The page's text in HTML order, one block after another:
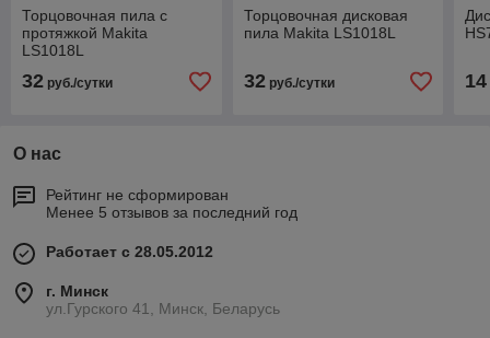
Торцовочная пила с
протяжкой Makita
LS1018L
32 руб./сутки
Торцовочная дисковая
пила Makita LS1018L
32руб./сутки 14
О нас
Рейтинг не сформирован
Менее 5 отзывов за последний год
Работает с 28.05.2012
г. Минск
ул.Гурского 41, Минск, Беларусь